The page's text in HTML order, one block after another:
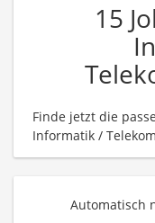
15
Finde jetzt die
Informatik /
Automatisch